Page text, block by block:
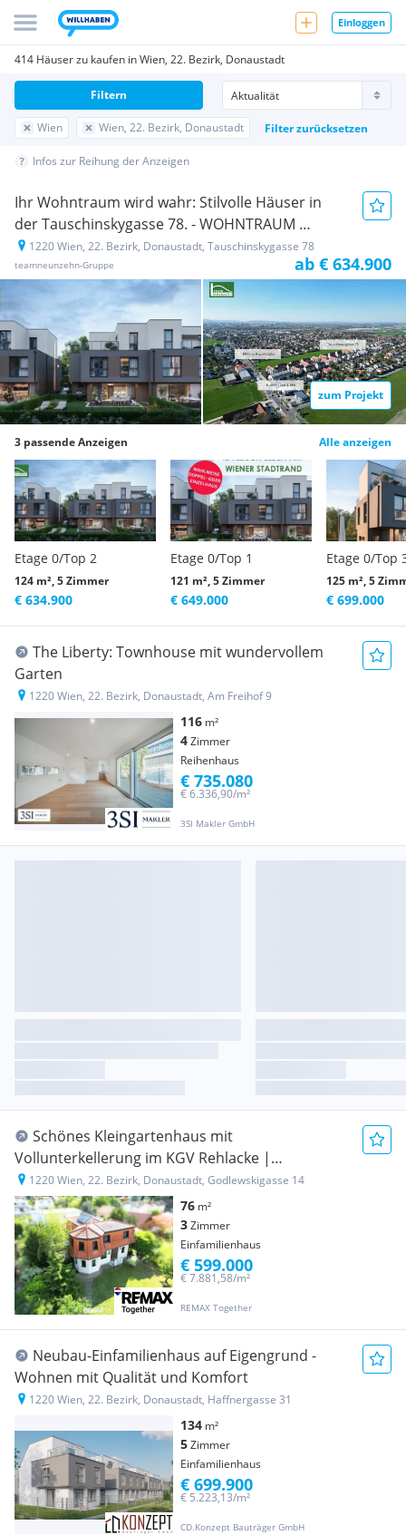
Einloggen
414 Häuser zu kaufen in Wien, 22. Bezirk, Donaustadt
Wien Wien, 22. Bezirk, Donaustadt Filter zurücksetzen
Filtern
Infos zur Reihung der Anzeigen
Ihr Wohntraum wird wahr: Stilvolle Häuser in
der Tauschinskygasse 78. - WOHNTRAUM
Neubauprojekt
1220 Wien, 22. Bezirk, Donaustadt, Tauschinskygasse 78
teamneunzehn-Gruppe ab € 634.900
zum Projekt
3 passende Anzeigen Alle anzeigen
Etage 0/Top 2
124 m², 5 Zimmer
€ 634.900
Etage 0/Top 1
121 m², 5 Zimmer
€ 649.000
Etage 0/Top
125 m², 5
€ 699.000
The Liberty: Townhouse mit wundervollem
Garten
1220 Wien, 22. Bezirk, Donaustadt, Am Freihof 9
116 m²
4Zimmer
Reihenhaus
3SI Makler GmbH
€ 6.336,90/m²
€ 735.080
Schönes Kleingartenhaus mit
Vollunterkellerung im KGV Rehlacke |
Eigengrund
1220 Wien, 22. Bezirk, Donaustadt, Godlewskigasse 14
76 m²
3Zimmer
Einfamilienhaus
REMAX Together
€ 7.881,58/m²
€ 599.000
Neubau-Einfamilienhaus auf Eigengrund -
Wohnen mit Qualität und Komfort
1220 Wien, 22. Bezirk, Donaustadt, Haffnergasse 31
134 m²
5Zimmer
Einfamilienhaus
CD.Konzept Bauträger GmbH
€ 5.223,13/m²
€ 699.900